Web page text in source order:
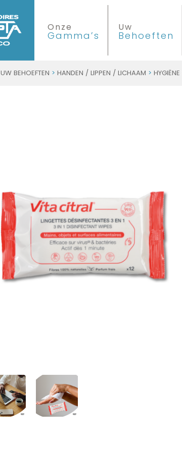
Onze
Gamma’s
Uw
Behoeften
UW BEHOEFTEN > HANDEN / LIPPEN / LICHAAM > HYGIËNE